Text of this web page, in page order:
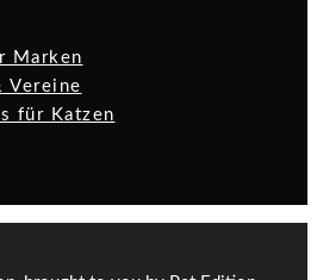
Marken
Vereine
für Katzen